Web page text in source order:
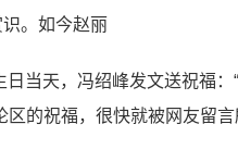
。如今赵丽
当天，冯绍峰发文送祝福：
区的祝福，很快就被网友留